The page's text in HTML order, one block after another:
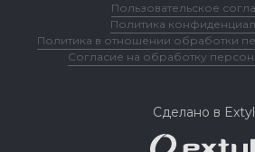
Пользовательское
Политика
Политика в отношении обработки
Согласие на обработку
Сделано в Extyl